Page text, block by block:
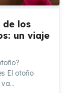
los
un viaje
El otoño
va…